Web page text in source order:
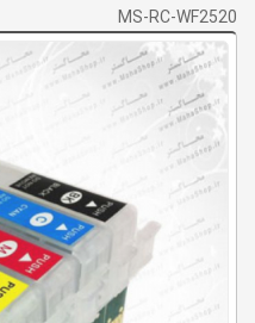
خالی
است
MS-RC-WF2520